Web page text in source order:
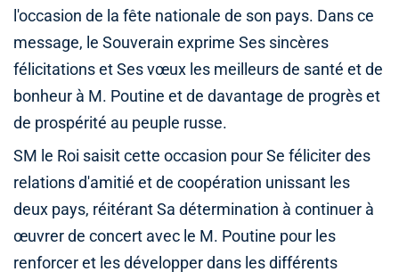
l'occasion de la fête nationale de son pays. Dans ce
message, le Souverain exprime Ses sincères
félicitations et Ses vœux les meilleurs de santé et de
bonheur à M. Poutine et de davantage de progrès et
de prospérité au peuple russe.
SM le Roi saisit cette occasion pour Se féliciter des
relations d'amitié et de coopération unissant les
deux pays, réitérant Sa détermination à continuer à
œuvrer de concert avec le M. Poutine pour les
renforcer et les développer dans les différents